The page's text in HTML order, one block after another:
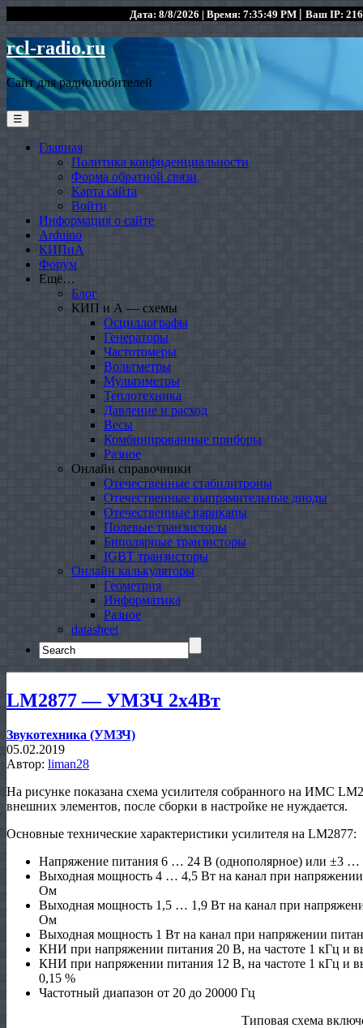
Дата: 8/8/2026 | Время: 7:35:49 PM | Ваш IP:
rcl-radio.ru
Сайт для радиолюбителей
☰
Главная
Политика конфиденциальности
Форма обратной связи
Карта сайта
Войти
Информация о сайте
Arduino
КИПиА
Форум
Ещё…
Блог
КИП и А — схемы
Осциллографы
Генераторы
Частотомеры
Вольтметры
Мультиметры
Теплотехника
Давление и расход
Весы
Комбинированные приборы
Разное
Онлайн справочники
Отечественные стабилитроны
Отечественные выпрямительные диоды
Отечественные варикапы
Полевые транзисторы
Биполярные транзисторы
IGBT транзисторы
Онлайн калькуляторы
Геометрия
Информатика
Разное
datasheet
Search
for:
LM2877 — УМЗЧ 2х4Вт
Звукотехника (УМЗЧ)
05.02.2019
Автор: liman28
На рисунке показана схема усилителя собранного на ИМС
внешних элементов, после сборки в настройке не нуждается.
Основные технические характеристики усилителя на LM2877:
Напряжение питания 6 … 24 В (однополярное) или ±3 …
Выходная мощность 4 … 4,5 Вт на канал при
Ом
Выходная мощность 1,5 … 1,9 Вт на канал при
Ом
Выходная мощность 1 Вт на канал при напряжении
КНИ при напряжении питания 20 В, на частоте 1 кГц и
КНИ при напряжении питания 12 В, на частоте 1 кГц и
0,15 %
Частотный диапазон от 20 до 20000 Гц
Типовая схема